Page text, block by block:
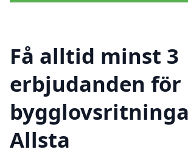
Få alltid minst 3
erbjudanden för
Allsta